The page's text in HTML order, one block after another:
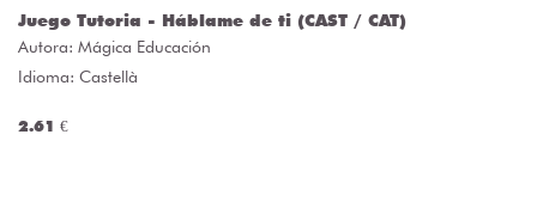
Juego Tutoria - Háblame de ti (CAST / CAT)
Autora: Mágica Educación
Idioma: Castellà
2.61 €